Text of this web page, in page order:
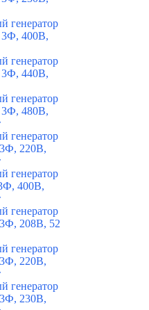
генератор
3Ф, 400В,
генератор
3Ф, 440В,
генератор
3Ф, 480В,
генератор
220В,
генератор
400В,
генератор
208В, 52
генератор
220В,
генератор
230В,